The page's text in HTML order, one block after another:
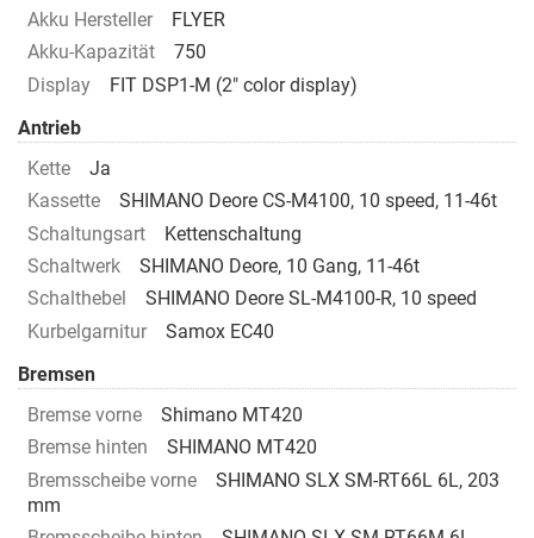
Akku Hersteller
FLYER
Akku-Kapazität
750
Display
FIT DSP1-M (2" color display)
Antrieb
Kette
Ja
Kassette
SHIMANO Deore CS-M4100, 10 speed, 11-46t
Schaltungsart
Kettenschaltung
Schaltwerk
SHIMANO Deore, 10 Gang, 11-46t
Schalthebel
SHIMANO Deore SL-M4100-R, 10 speed
Kurbelgarnitur
Samox EC40
Bremsen
Bremse vorne
Shimano MT420
Bremse hinten
SHIMANO MT420
Bremsscheibe vorne
SHIMANO SLX SM-RT66L 6L, 203
mm